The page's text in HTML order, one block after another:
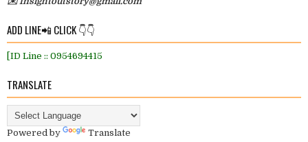
ADD LINE📲 CLICK 👇👇
[ID Line :: 0954694415
TRANSLATE
Powered by Translate